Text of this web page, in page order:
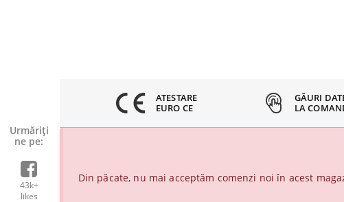
Urmăriți-
ne pe:
43k+
likes
ATESTARE
EURO CE
GĂURI
LA
Din păcate, nu mai acceptăm comenzi noi în acest